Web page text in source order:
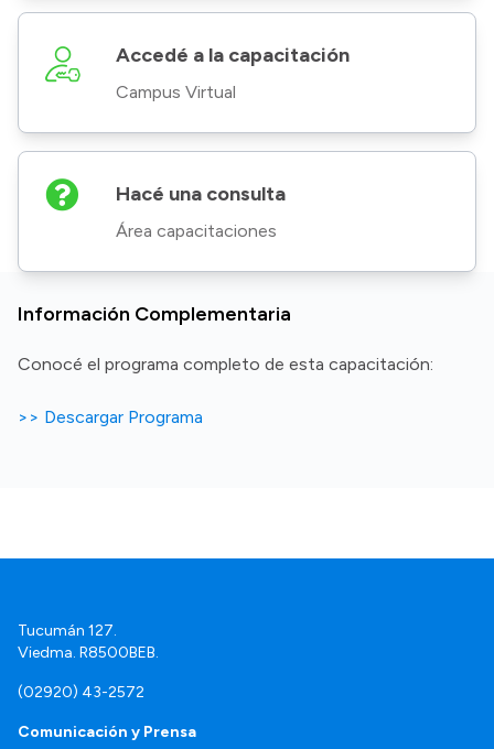
Accedé a la capacitación
Campus Virtual
Hacé una consulta
Área capacitaciones
Información Complementaria
Conocé el programa completo de esta capacitación:
>> Descargar Programa
Tucumán 127.
Viedma. R8500BEB.
(02920) 43-2572
Comunicación y Prensa